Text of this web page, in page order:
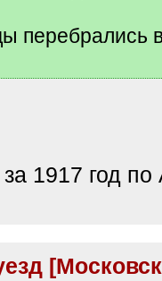
перебрались
1917 год по